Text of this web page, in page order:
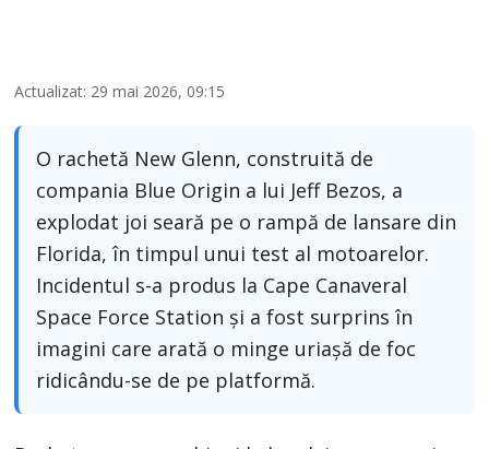
Actualizat: 29 mai 2026, 09:15
O rachetă New Glenn, construită de
compania Blue Origin a lui Jeff Bezos, a
explodat joi seară pe o rampă de lansare din
Florida, în timpul unui test al motoarelor.
Incidentul s-a produs la Cape Canaveral
Space Force Station și a fost surprins în
imagini care arată o minge uriașă de foc
ridicându-se de pe platformă.